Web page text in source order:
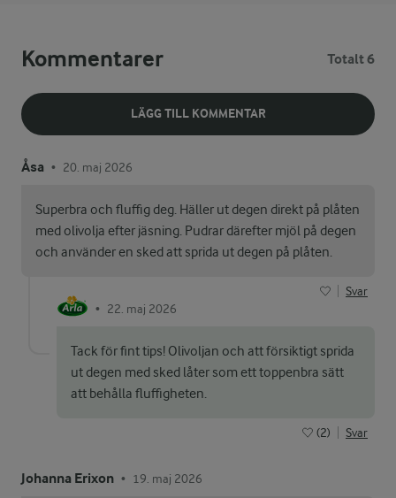
Kommentarer Totalt 6
LÄGG TILL KOMMENTAR
Åsa • 20. maj 2026
Superbra och fluffig deg. Häller ut degen direkt på plåten
med olivolja efter jäsning. Pudrar därefter mjöl på degen
och använder en sked att sprida ut degen på plåten.
Svar
• 22. maj 2026
Tack för fint tips! Olivoljan och att försiktigt sprida
ut degen med sked låter som ett toppenbra sätt
att behålla fluffigheten.
(2) Svar
Johanna Erixon • 19. maj 2026